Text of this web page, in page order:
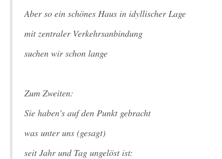
Aber so ein schönes Haus in idyllischer Lage
mit zentraler Verkehrsanbindung
suchen wir schon lange
Zum Zweiten:
Sie haben’s auf den Punkt gebracht
was unter uns (gesagt)
seit Jahr und Tag ungelöst ist: